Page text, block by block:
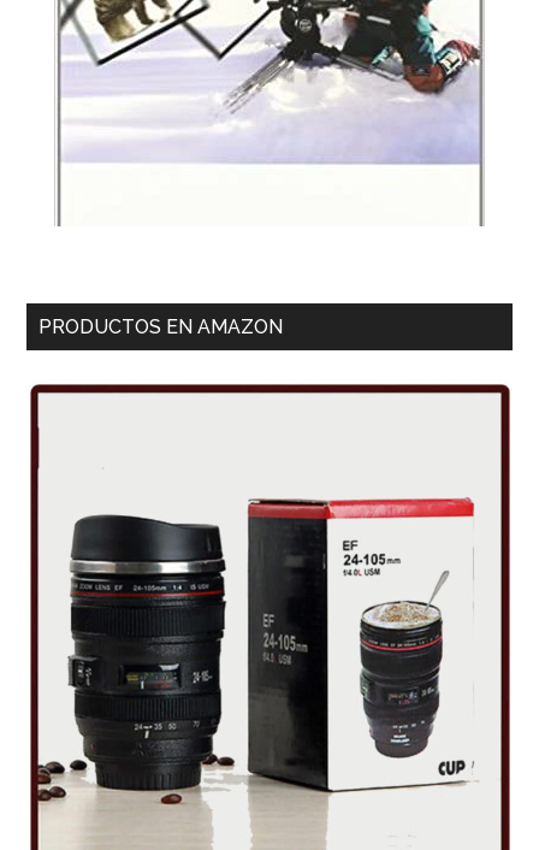
PRODUCTOS EN AMAZON